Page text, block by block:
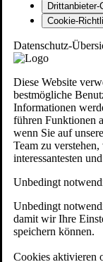
Drittanbieter-
Cookie-
Datenschutz-
Diese Website
bestmögliche
Informationen
führen Funktionen
wenn Sie auf
Team zu
interessantesten
Unbedingt
Unbedingt
damit wir Ihre
speichern können.
Cookies aktivieren